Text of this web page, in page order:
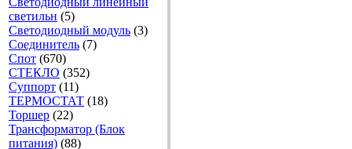
светильн (5)
Светодиодный модуль (3)
Соединитель (7)
Спот (670)
СТЕКЛО (352)
Суппорт (11)
ТЕРМОСТАТ (18)
Торшер (22)
Трансформатор (Блок
питания) (88)